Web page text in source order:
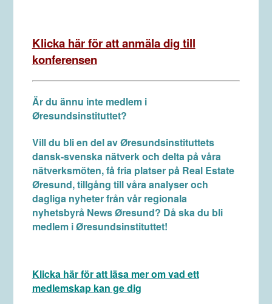
Klicka här för att anmäla dig till
konferensen
Är du ännu inte medlem i
Øresundsinstituttet?
Vill du bli en del av Øresundsinstituttets
dansk-svenska nätverk och delta på våra
nätverksmöten, få fria platser på Real Estate
Øresund, tillgång till våra analyser och
dagliga nyheter från vår regionala
nyhetsbyrå News Øresund? Då ska du bli
medlem i Øresundsinstituttet!
Klicka här för att läsa mer om vad ett
medlemskap kan ge dig